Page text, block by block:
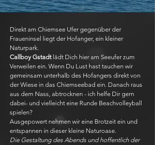
Direkt am Chiemsee Ufer gegenüber der
Fraueninsel liegt der Hofanger, ein kleiner
Naturpark.
Callboy Gstadtlädt Dich hier am Seeufer zum
Verweilen ein. Wenn Du Lust hast tauchen wir
gemeinsam unterhalb des Hofangers direkt von
der Wiese in das Chiemseebad ein. Danach raus
aus dem Nass, abtrocknen - ich helfe Dir gern
dabei- und vielleicht eine Runde Beachvolleyball
spielen?
Ausgepowert nehmen wir eine Brotzeit ein und
entspannen in dieser kleine Naturoase.
Die Gestaltung des Abends und hoffentlich der